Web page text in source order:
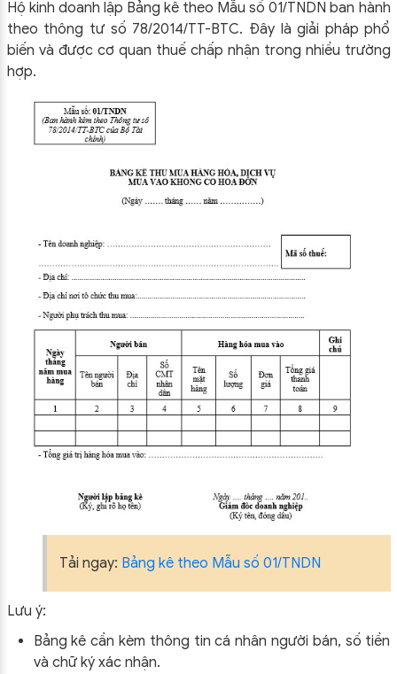
Hộ kinh doanh lập Bảng kê theo Mẫu số 01/TNDN ban hành
theo thông tư số 78/2014/TT-BTC. Đây là giải pháp phổ
biến và được cơ quan thuế chấp nhận trong nhiều trường
hợp.
Tải ngay: Bảng kê theo Mẫu số 01/TNDN
Lưu ý:
Bảng kê cần kèm thông tin cá nhân người bán, số tiền
và chữ ký xác nhận.